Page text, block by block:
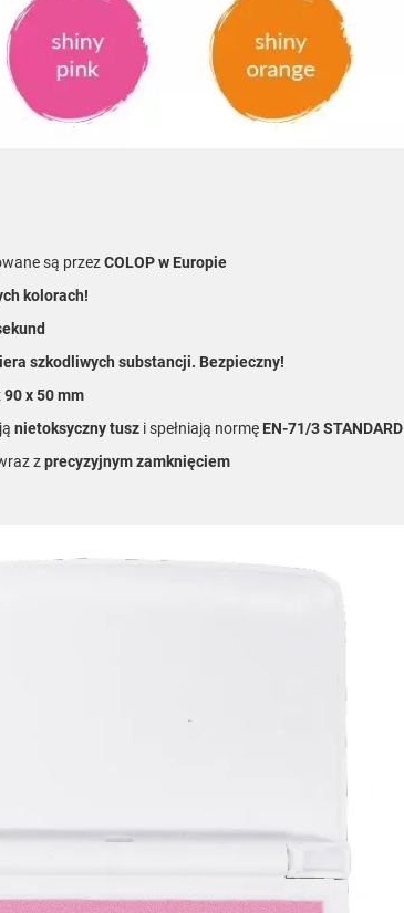
są przezCOLOP w Europie
kolorach!
szkodliwych substancji. Bezpieczny!
90 x 50 mm
nietoksyczny tusz i spełniają normę EN-71/3 STANDARD
zprecyzyjnym zamknięciem